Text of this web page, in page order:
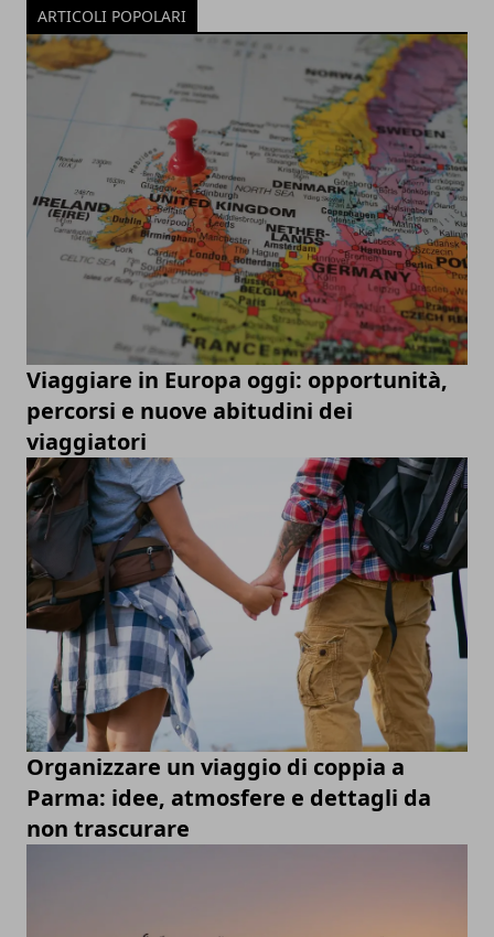
ARTICOLI POPOLARI
Viaggiare in Europa oggi: opportunità,
percorsi e nuove abitudini dei
viaggiatori
Organizzare un viaggio di coppia a
Parma: idee, atmosfere e dettagli da
non trascurare